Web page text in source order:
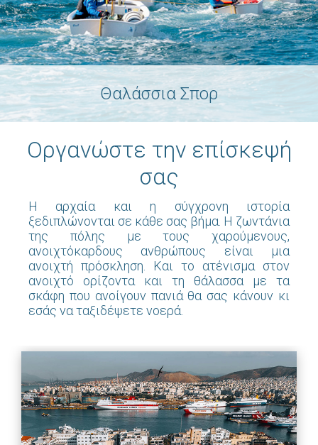
Θαλάσσια Σπορ
Οργανώστε την επίσκεψή
σας
Η αρχαία και η σύγχρονη ιστορία
ξεδιπλώνονται σε κάθε σας βήμα. Η ζωντάνια
της πόλης με τους χαρούμενους,
ανοιχτόκαρδους ανθρώπους είναι μια
ανοιχτή πρόσκληση. Και το ατένισμα στον
ανοιχτό ορίζοντα και τη θάλασσα με τα
σκάφη που ανοίγουν πανιά θα σας κάνουν κι
εσάς να ταξιδέψετε νοερά.